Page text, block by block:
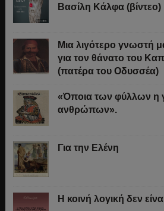
Βασίλη Κάλφα (βίντεο)
Μια λιγότερο γνωστή
για τον θάνατο του
(πατέρα του Οδυσσέα)
«Όποια των φύλλων η
ανθρώπων».
Για την Ελένη
Η κοινή λογική δεν